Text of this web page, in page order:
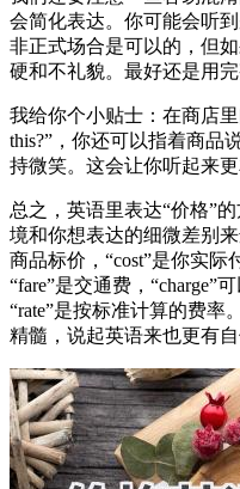
会简化表达。你可能会听
非正式场合是可以的，但
硬和不礼貌。最好还是用完
我给你个小贴士：在商店
this?”，你还可以指着商品
持微笑。这会让你听起来更
总之，英语里表达“价格”
境和你想表达的细微差别
商品标价，“cost”是你实际
“fare”是交通费，“charge”
“rate”是按标准计算的费率
精髓，说起英语来也更有自